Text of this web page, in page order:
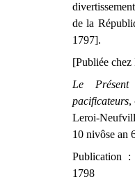
de la
1797].
[Publiée
Le
pacificateurs,
Leroi-
10 nivôse an
Publication
1798